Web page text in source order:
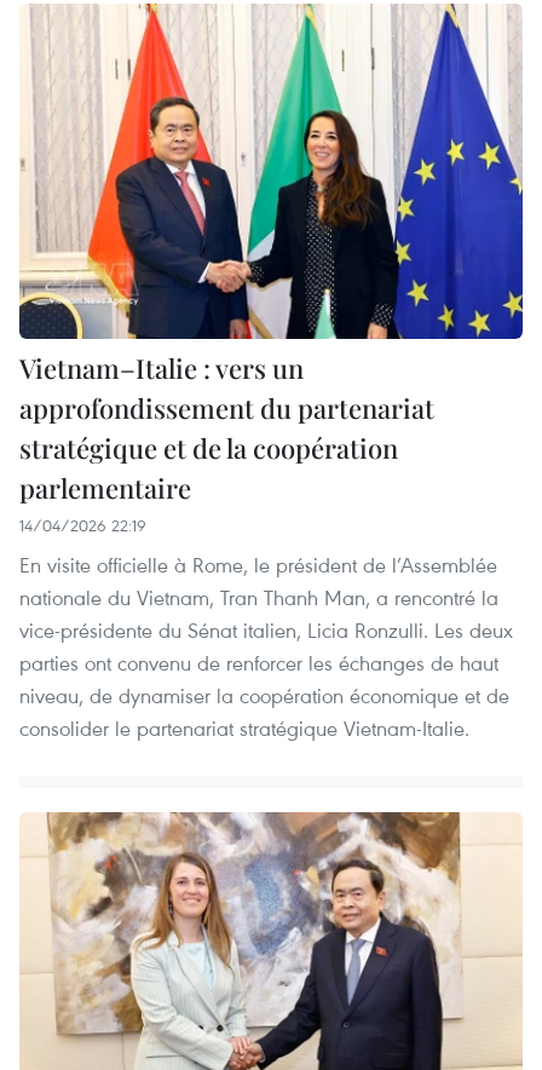
Vietnam–Italie : vers un
approfondissement du partenariat
stratégique et de la coopération
parlementaire
14/04/2026 22:19
En visite officielle à Rome, le président de l’Assemblée
nationale du Vietnam, Tran Thanh Man, a rencontré la
vice-présidente du Sénat italien, Licia Ronzulli. Les deux
parties ont convenu de renforcer les échanges de haut
niveau, de dynamiser la coopération économique et de
consolider le partenariat stratégique Vietnam-Italie.